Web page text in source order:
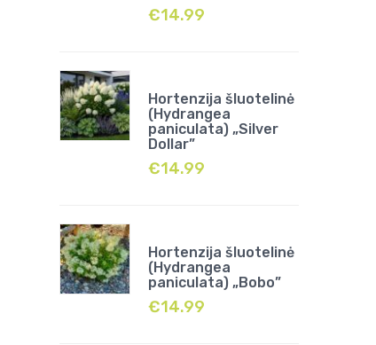
€14.99
Hortenzija šluotelinė
(Hydrangea
paniculata) „Silver
Dollar”
€14.99
Hortenzija šluotelinė
(Hydrangea
paniculata) „Bobo”
€14.99